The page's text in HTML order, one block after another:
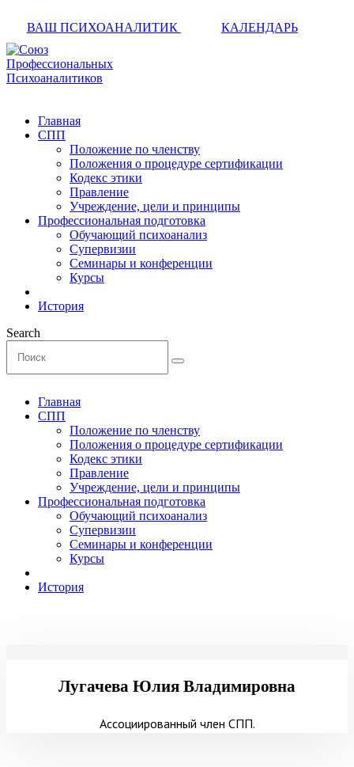
ВАШ ПСИХОАНАЛИТИК КАЛЕНДАРЬ
Главная
СПП
Положение по членству
Положения о процедуре сертификации
Кодекс этики
Правление
Учреждение, цели и принципы
Профессиональная подготовка
Обучающий психоанализ
Супервизии
Семинары и конференции
Курсы
История
Search
Главная
СПП
Положение по членству
Положения о процедуре сертификации
Кодекс этики
Правление
Учреждение, цели и принципы
Профессиональная подготовка
Обучающий психоанализ
Супервизии
Семинары и конференции
Курсы
История
Лугачева Юлия Владимировна
Ассоциированный член СПП.